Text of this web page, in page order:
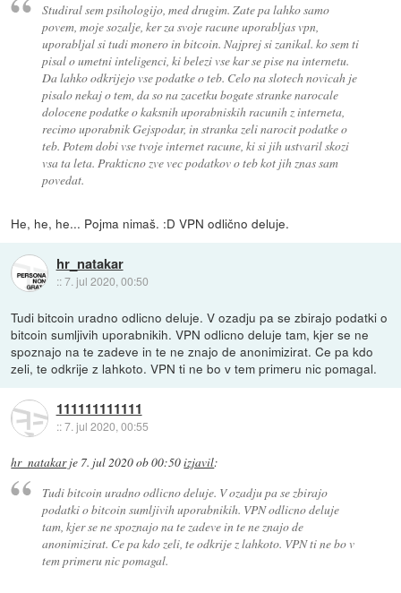
Studiral sem psihologijo, med drugim. Zate pa lahko samo
povem, moje sozalje, ker za svoje racune uporabljas vpn,
uporabljal si tudi monero in bitcoin. Najprej si zanikal. ko sem ti
pisal o umetni inteligenci, ki belezi vse kar se pise na internetu.
Da lahko odkrijejo vse podatke o teb. Celo na slotech novicah je
pisalo nekaj o tem, da so na zacetku bogate stranke narocale
dolocene podatke o kaksnih uporabniskih racunih z interneta,
recimo uporabnik Gejspodar, in stranka zeli narocit podatke o
teb. Potem dobi vse tvoje internet racune, ki si jih ustvaril skozi
vsa ta leta. Prakticno zve vec podatkov o teb kot jih znas sam
povedat.
He, he, he... Pojma nimaš. :D VPN odlično deluje.
hr_natakar
::7. jul 2020, 00:50
Tudi bitcoin uradno odlicno deluje. V ozadju pa se zbirajo podatki o
bitcoin sumljivih uporabnikih. VPN odlicno deluje tam, kjer se ne
spoznajo na te zadeve in te ne znajo de anonimizirat. Ce pa kdo
zeli, te odkrije z lahkoto. VPN ti ne bo v tem primeru nic pomagal.
111111111111
::7. jul 2020, 00:55
hr_natakarje 7. jul 2020 ob 00:50izjavil:
Tudi bitcoin uradno odlicno deluje. V ozadju pa se zbirajo
podatki o bitcoin sumljivih uporabnikih. VPN odlicno deluje
tam, kjer se ne spoznajo na te zadeve in te ne znajo de
anonimizirat. Ce pa kdo zeli, te odkrije z lahkoto. VPN ti ne bo v
tem primeru nic pomagal.